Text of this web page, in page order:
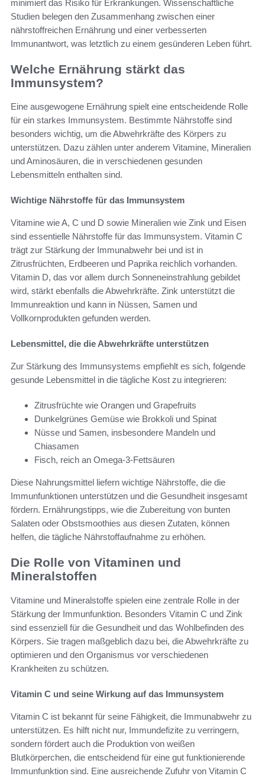
minimiert das Risiko für Erkrankungen. Wissenschaftliche
Studien belegen den Zusammenhang zwischen einer
nährstoffreichen Ernährung und einer verbesserten
Immunantwort, was letztlich zu einem gesünderen Leben führt.
Welche Ernährung stärkt das
Immunsystem?
Eine ausgewogene Ernährung spielt eine entscheidende Rolle
für ein starkes Immunsystem. Bestimmte Nährstoffe sind
besonders wichtig, um die Abwehrkräfte des Körpers zu
unterstützen. Dazu zählen unter anderem Vitamine, Mineralien
und Aminosäuren, die in verschiedenen gesunden
Lebensmitteln enthalten sind.
Wichtige Nährstoffe für das Immunsystem
Vitamine wie A, C und D sowie Mineralien wie Zink und Eisen
sind essentielle Nährstoffe für das Immunsystem. Vitamin C
trägt zur Stärkung der Immunabwehr bei und ist in
Zitrusfrüchten, Erdbeeren und Paprika reichlich vorhanden.
Vitamin D, das vor allem durch Sonneneinstrahlung gebildet
wird, stärkt ebenfalls die Abwehrkräfte. Zink unterstützt die
Immunreaktion und kann in Nüssen, Samen und
Vollkornprodukten gefunden werden.
Lebensmittel, die die Abwehrkräfte unterstützen
Zur Stärkung des Immunsystems empfiehlt es sich, folgende
gesunde Lebensmittel in die tägliche Kost zu integrieren:
Zitrusfrüchte wie Orangen und Grapefruits
Dunkelgrünes Gemüse wie Brokkoli und Spinat
Nüsse und Samen, insbesondere Mandeln und
Chiasamen
Fisch, reich an Omega-3-Fettsäuren
Diese Nahrungsmittel liefern wichtige Nährstoffe, die die
Immunfunktionen unterstützen und die Gesundheit insgesamt
fördern. Ernährungstipps, wie die Zubereitung von bunten
Salaten oder Obstsmoothies aus diesen Zutaten, können
helfen, die tägliche Nährstoffaufnahme zu erhöhen.
Die Rolle von Vitaminen und
Mineralstoffen
Vitamine und Mineralstoffe spielen eine zentrale Rolle in der
Stärkung der Immunfunktion. Besonders Vitamin C und Zink
sind essenziell für die Gesundheit und das Wohlbefinden des
Körpers. Sie tragen maßgeblich dazu bei, die Abwehrkräfte zu
optimieren und den Organismus vor verschiedenen
Krankheiten zu schützen.
Vitamin C und seine Wirkung auf das Immunsystem
Vitamin C ist bekannt für seine Fähigkeit, die Immunabwehr zu
unterstützen. Es hilft nicht nur, Immundefizite zu verringern,
sondern fördert auch die Produktion von weißen
Blutkörperchen, die entscheidend für eine gut funktionierende
Immunfunktion sind. Eine ausreichende Zufuhr von Vitamin C